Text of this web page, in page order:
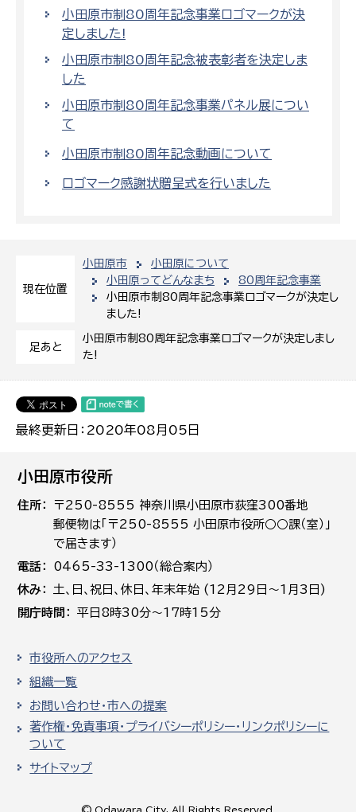
現在位置
小田原市
小田原について
小田原ってどんなまち
80周年記念事業
小田原市制80周年記念事業ロゴマークが決定し
ました!
足あと
小田原市制80周年記念事業ロゴマークが決定しまし
た!
最終更新日：2020年08月05日
小田原市制80周年記念事業ロゴマークが決
定しました!
小田原市制80周年記念被表彰者を決定しま
した
小田原市制80周年記念事業パネル展につい
て
小田原市制80周年記念動画について
ロゴマーク感謝状贈呈式を行いました
小田原市役所
住所
〒250-8555 神奈川県小田原市荻窪300番地
郵便物は「〒250-8555 小田原市役所○○課（室）」
で届きます）
電話
0465-33-1300（総合案内）
休み
土､日､祝日、休日、年末年始 (12月29日～1月3日)
開庁時間
平日8時30分～17時15分
市役所へのアクセス
組織一覧
お問い合わせ・市への提案
著作権・免責事項・プライバシーポリシー・リンクポリシーに
ついて
サイトマップ
© Odawara City, All Rights Reserved.